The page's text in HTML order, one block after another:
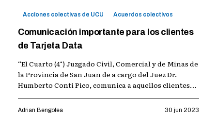
Acciones colectivas de UCU Acuerdos colectivos
Comunicación importante para los clientes
de Tarjeta Data
“El Cuarto (4°) Juzgado Civil, Comercial y de Minas de
la Provincia de San Juan de a cargo del Juez Dr.
Humberto Conti Pico, comunica a aquellos clientes
Adrian Bengolea 30 jun 2023